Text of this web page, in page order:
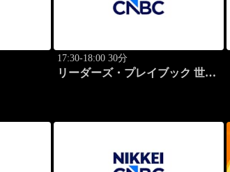
17:30-18:00 30分
リーダーズ・プレイブック 世界